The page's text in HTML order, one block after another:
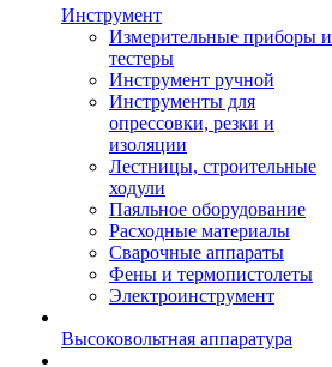
Инструмент
Измерительные приборы и
тестеры
Инструмент ручной
Инструменты для
опрессовки, резки и
изоляции
Лестницы, строительные
ходули
Паяльное оборудование
Расходные материалы
Сварочные аппараты
Фены и термопистолеты
Электроинструмент
Высоковольтная аппаратура